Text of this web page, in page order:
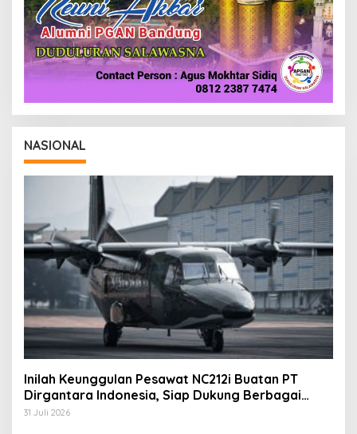
NASIONAL
Inilah Keunggulan Pesawat NC212i Buatan PT
Dirgantara Indonesia, Siap Dukung Berbagai
Operasi TNI
31 Juli 2026